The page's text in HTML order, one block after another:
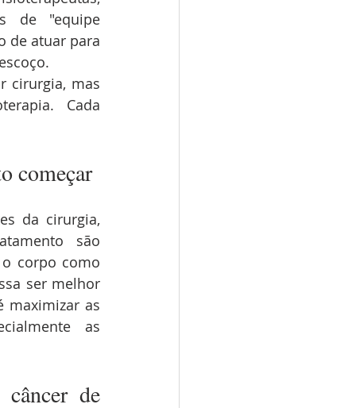
de "equipe
de atuar para
cirurgia, mas
Cada
começar
da cirurgia,
são
corpo como
ser melhor
maximizar as
as
de